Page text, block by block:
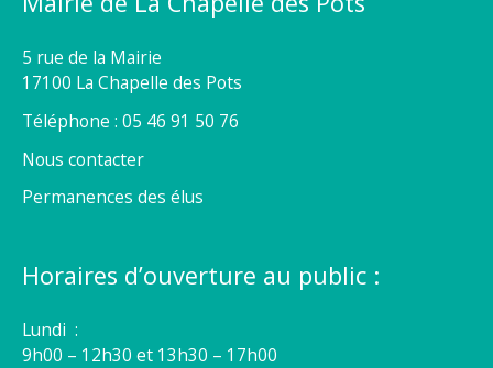
5 rue de la Mairie
17100 La Chapelle des Pots
Téléphone : 05 46 91 50 76
Nous contacter
Permanences des élus
Horaires d’ouverture au public :
Lundi :
9h00 – 12h30 et 13h30 – 17h00